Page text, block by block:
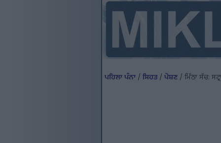
ਪਹਿਲਾ ਪੰਨਾ / ਸਿਹਤ / ਪੋਸ਼ਣ / ਮਿੱਠਾ ਸੱਚ: